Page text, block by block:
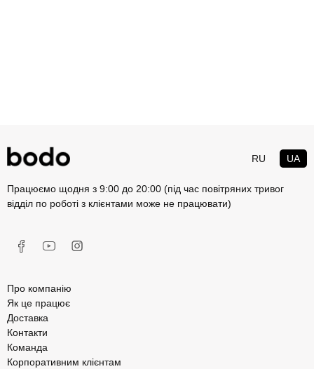
RU UA
Працюємо щодня з 9:00 до 20:00 (під час повітряних тривог
відділ по роботі з клієнтами може не працювати)
Про компанію
Як це працює
Доставка
Контакти
Команда
Корпоративним клієнтам